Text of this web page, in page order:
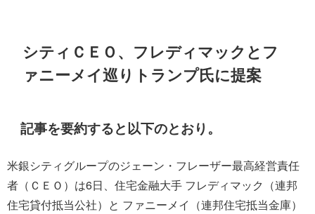
シティＣＥＯ、フレディマックとフ
ァニーメイ巡りトランプ氏に提案
記事を要約すると以下のとおり。
米銀シティグループのジェーン・フレーザー最高経営責任
者（ＣＥＯ）は6日、住宅金融大手 フレディマック（連邦
住宅貸付抵当公社）と ファニーメイ（連邦住宅抵当金庫）